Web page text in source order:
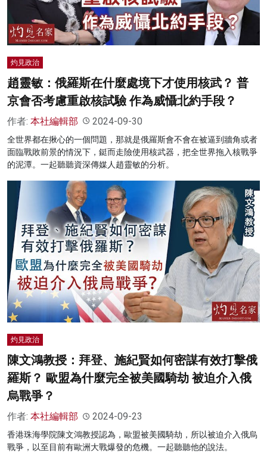
灼見政治
趙靈敏：俄羅斯在什麼處境下才使用核武？ 普
京會否考慮重啟核試驗 作為威懾北約手段？
作者: 本社編輯部 2024-09-30
全世界都在揪心的一個問題，那就是俄羅斯會不會在被逼到牆角或者
面臨戰敗前景的情況下，鋌而走險使用核武器，把全世界拖入核戰爭
的泥潭。一起聽聽資深傳媒人趙靈敏的分析。
灼見政治
陳文鴻教授：拜登、施紀賢如何密謀有效打擊俄
羅斯？ 歐盟為什麼完全被美國騎劫 被迫介入俄
烏戰爭？
作者: 本社編輯部 2024-09-23
香港珠海學院陳文鴻教授認為，歐盟被美國騎劫，所以被迫介入俄烏
戰爭，以至目前有歐洲大戰爆發的危機。一起聽聽他的說法。